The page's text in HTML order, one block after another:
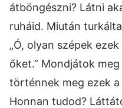
átböngészni? Látni
ruháid. Miután
„Ó, olyan szépek
őket.” Mondjátok
történnek meg ezek a
Honnan tudod?